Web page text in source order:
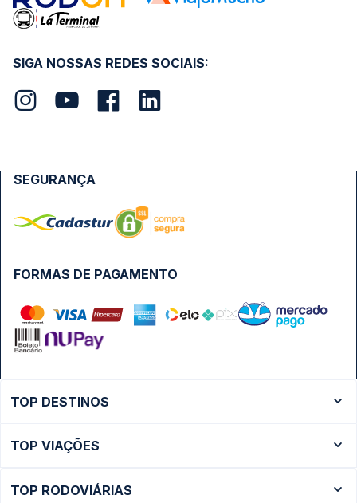
SIGA NOSSAS REDES SOCIAIS:
FORMAS DE PAGAMENTO
SEGURANÇA
TOP DESTINOS
Ônibus São Paulo
TOP VIAÇÕES
TOP RODOVIÁRIAS